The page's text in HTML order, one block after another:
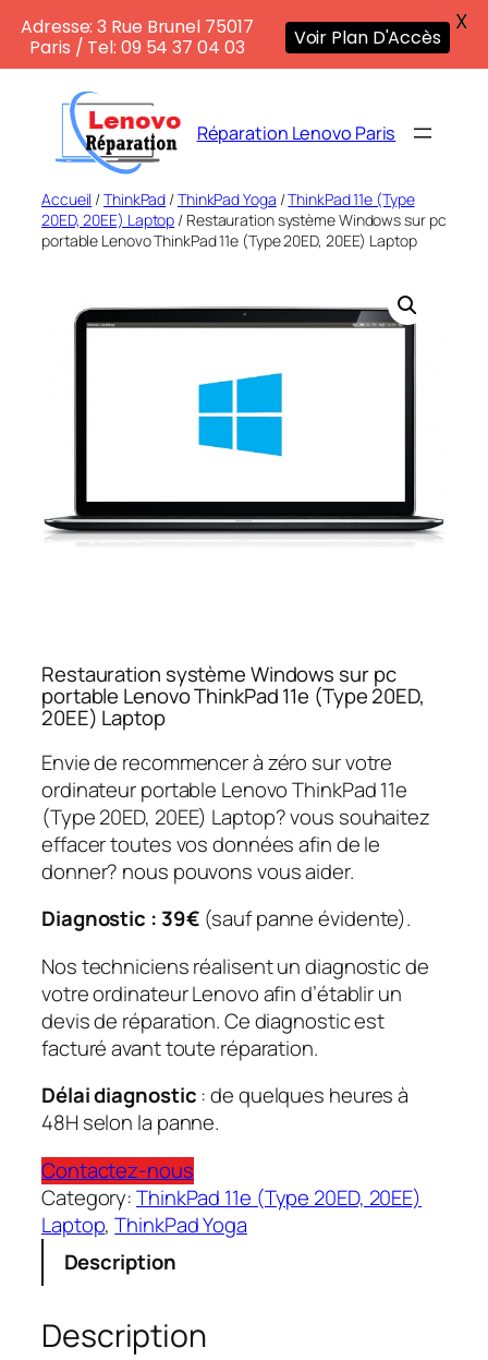
contenu
Réparation Lenovo Paris
Accueil /ThinkPad /ThinkPad Yoga /ThinkPad 11e (Type
20ED, 20EE) Laptop / Restauration système Windows sur pc
portable Lenovo ThinkPad 11e (Type 20ED, 20EE) Laptop
Restauration système Windows sur pc
portable Lenovo ThinkPad 11e (Type 20ED,
20EE) Laptop
Envie de recommencer à zéro sur votre
ordinateur portable Lenovo ThinkPad 11e
(Type 20ED, 20EE) Laptop? vous souhaitez
effacer toutes vos données afin de le
donner? nous pouvons vous aider.
Diagnostic : 39€ (sauf panne évidente).
Nos techniciens réalisent un diagnostic de
votre ordinateur Lenovo afin d’établir un
devis de réparation. Ce diagnostic est
facturé avant toute réparation.
Délai diagnostic : de quelques heures à
48H selon la panne.
Contactez-nous
Category:ThinkPad 11e (Type 20ED, 20EE)
Laptop, ThinkPad Yoga
Description
Description
Adresse: 3 Rue Brunel 75017
Paris / Tel: 09 54 37 04 03
Voir Plan D'Accès
X